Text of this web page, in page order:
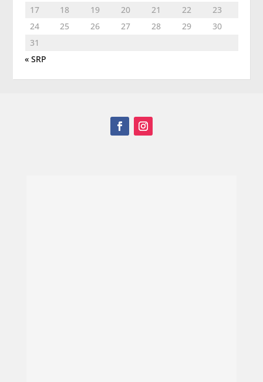
17
18 19 20 21 22
23
24
25 26 27 28 29
30
31
« SRP